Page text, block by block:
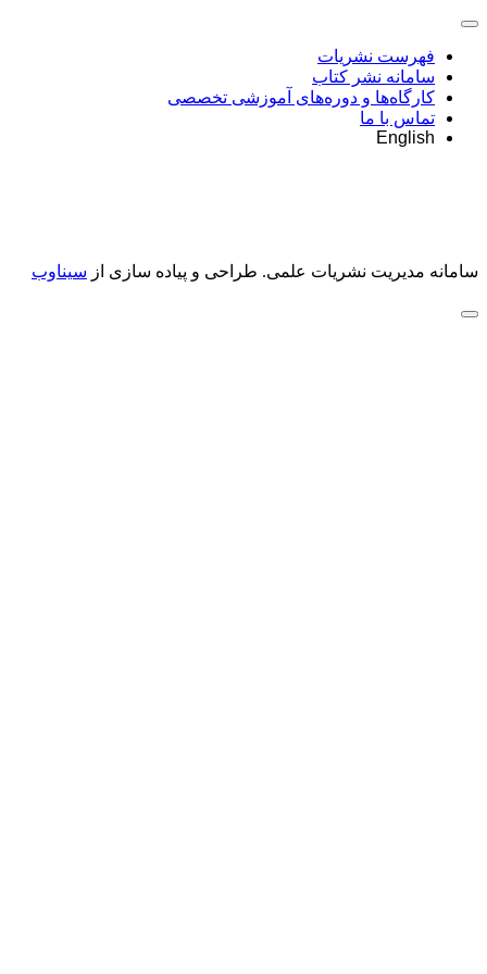
فهرست نشریات
سامانه نشر کتاب
کارگاه‌ها و دوره‌های آموزشی تخصصی
تماس با ما
English
سامانه مدیریت نشریات علمی. طراحی و پیاده سازی از سیناوب